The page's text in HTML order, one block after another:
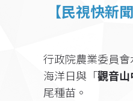
【民視快
行政院農業委員
海洋日與「觀音
尾種苗。